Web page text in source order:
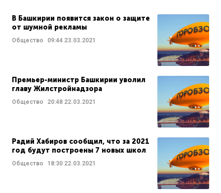
В Башкирии появится закон о защите
от шумной рекламы
Общество 09:44 23.03.2021
Премьер-министр Башкирии уволил
главу Жилстройнадзора
Общество 20:48 22.03.2021
Радий Хабиров сообщил, что за 2021
год будут построены 7 новых школ
Общество 18:30 22.03.2021